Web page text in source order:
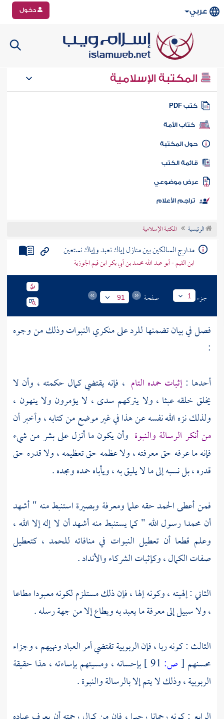
عربي دخول
المكتبة الإسلامية
كتب PDF
كتاب الأمة
المكتبة
الكتب
موضوعي
تراجم الأعلام
الرئيسية
مدارج السالكين بين منازل إياك نعبد وإياك نستعين
فصل في بيان تضمنها للرد على منكري النبوات
مدارج السالكين بين منازل إياك نعبد وإياك نستعين
ابن القيم - أبو عبد الله محمد بن أبي بكر ابن قيم الجوزية
فصل في بيان تضمنها للرد على منكري النبوات وذلك من وجوه
أحدها :إثبات حمده التام، فإنه يقتضي كمال حكمته ، وأن لا
يخلق خلقه عبثا ، ولا يتركهم سدى ، لا يؤمرون ولا ينهون ،
ولذلك نزه الله نفسه عن هذا في غير موضع من كتابه ، وأخبر أن
من أنكر الرسالة والنبوةوأن يكون ما أنزل على بشر من شيء
فإنه ما عرفه حق معرفته ، ولا عظمه حق تعظيمه ، ولا قدره حق
فمن أعطى الحمد حقه علما ومعرفة وبصيرة استنبط منه " أشهد
أنمحمدارسول الله " كما يستنبط منه أشهد أن لا إله إلا الله ،
وعلم قطعا أن تعطيل النبوات في منافاته للحمد ، كتعطيل
الثاني : إلهيته ، وكونه إلها ، فإن ذلك مستلزم لكونه معبودا مطاعا
، ولا سبيل إلى معرفة ما يعبد به ويطاع إلا من جهة رسله .
الثالث : كونه ربا ، فإن الربوبية تقتضي أمر العباد ونهيهم ، وجزاء
محسنهم[ص:91 ]
بإحسانه ، ومسيئهم بإساءته ، هذا حقيقة
الربوبية ، وذلك لا يتم إلا بالرسالة والنبوة .